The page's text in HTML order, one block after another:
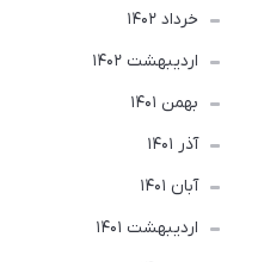
خرداد 1402
ارديبهشت 1402
بهمن 1401
آذر 1401
آبان 1401
ارديبهشت 1401